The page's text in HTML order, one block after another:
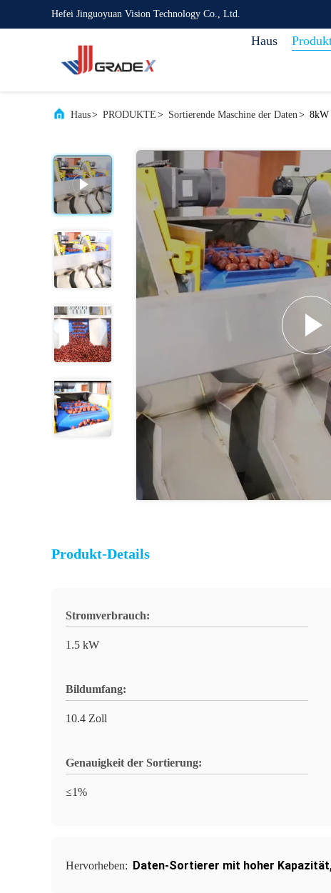
Hefei Jinguoyuan Vision Technology Co., Ltd.
Haus
Haus> PRODUKTE > Sortierende Maschine der Daten> 8kW
Produkt-Details
Stromverbrauch:
1.5 kW
Bildumfang:
10.4 Zoll
Genauigkeit der Sortierung:
≤1%
Hervorheben: Daten-Sortierer mit hoher Kapazität